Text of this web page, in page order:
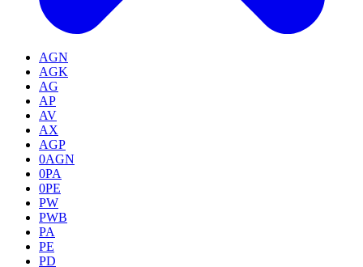
AGN
AGK
AG
AP
AV
AX
AGP
0AGN
0PA
0PE
PW
PWB
PA
PE
PD